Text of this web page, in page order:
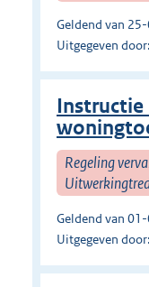
Geldend van
Uitgegeven
Instructie
Regeling
Geldend van
Uitgegeven